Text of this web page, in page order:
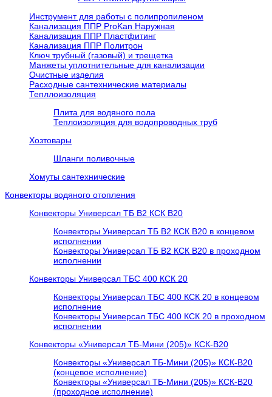
Инструмент для работы с полипропиленом
Канализация ППР ProKan Наружная
Канализация ППР Пластфитинг
Канализация ППР Политрон
Ключ трубный (газовый) и трещетка
Манжеты уплотнительные для канализации
Очистные изделия
Расходные сантехнические материалы
Тепллоизоляция
Плита для водяного пола
Теплоизоляция для водопроводных труб
Хозтовары
Шланги поливочные
Хомуты сантехнические
Конвекторы водяного отопления
Конвекторы Универсал ТБ В2 КСК В20
Конвекторы Универсал ТБ В2 КСК В20 в концевом
исполнении
Конвекторы Универсал ТБ В2 КСК В20 в проходном
исполнении
Конвекторы Универсал ТБС 400 КСК 20
Конвекторы Универсал ТБС 400 КСК 20 в концевом
исполнение
Конвекторы Универсал ТБС 400 КСК 20 в проходном
исполнении
Конвекторы «Универсал ТБ-Мини (205)» КСК-В20
Конвекторы «Универсал ТБ-Мини (205)» КСК-В20
(концевое исполнение)
Конвекторы «Универсал ТБ-Мини (205)» КСК-В20
(проходное исполнение)